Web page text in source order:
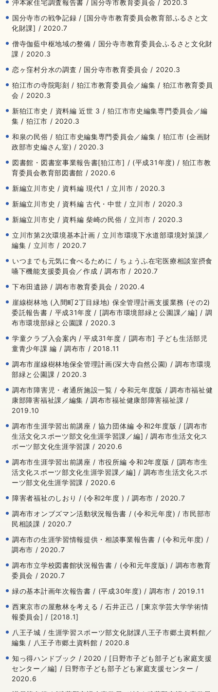
沖本家住宅調査報告書 / 国分寺市教育委員会 / 2020.3
国分寺市の戦争記録 / [国分寺市教育委員会教育部ふるさと文
化財課] / 2020.7
僧寺伽藍中枢地域の整備 / 国分寺市教育委員会ふるさと文化財
課 / 2020.3
恋ヶ窪村分水の調査 / 国分寺市教育委員会 / 2020.3
狛江市の寺院彫刻 / 狛江市教育委員会／編集 / 狛江市教育委員
会 / 2020.3
新狛江市史 / 資料編 近世 3 / 狛江市市史編集専門委員会／編
集 / 狛江市 / 2020.3
和泉の民俗 / 狛江市史編集専門委員会／編集 / 狛江市 (企画財
政部市史編さん室) / 2020.3
図書館・図書室事業報告書[狛江市] / (平成31年度) / 狛江市教
育委員会教育部図書館 / 2020.6
新編立川市史 / 資料編 現代1 / 立川市 / 2020.3
新編立川市史 / 資料編 古代・中世 / 立川市 / 2020.3
新編立川市史 / 資料編 柴崎の民俗 / 立川市 / 2020.3
立川市第2次環境基本計画 / 立川市環境下水道部環境対策課／
編集 / 立川市 / 2020.7
いつまでも元気に食べるために / ちょうふ在宅医療相談室摂食
嚥下機能支援委員会／作成 / 調布市 / 2020.7
下布田遺跡 / 調布市教育委員会 / 2020.4
崖線樹林地 (入間町2丁目緑地) 保全管理計画支援業務 (その2)
委託報告書 / 平成31年度 / [調布市環境部緑と公園課／編] / 調
布市環境部緑と公園課 / 2020.3
学童クラブ入会案内 / 平成31年度 / [調布市] 子ども生活部児
童青少年課 編 / 調布市 / 2018.11
調布市崖線樹林地保全管理計画(深大寺自然公園) / 調布市環境
部緑と公園課 / 2020.3
調布市障害児・者通所施設一覧 / 令和元年度版 / 調布市福祉健
康部障害福祉課／編集 / 調布市福祉健康部障害福祉課 /
2019.10
調布市生涯学習出前講座 / 協力団体編 令和2年度版 / [調布市
生活文化スポーツ部文化生涯学習課／編] / 調布市生活文化ス
ポーツ部文化生涯学習課 / 2020.6
調布市生涯学習出前講座 / 市役所編 令和2年度版 / [調布市生
活文化スポーツ部文化生涯学習課／編] / 調布市生活文化スポ
ーツ部文化生涯学習課 / 2020.6
障害者福祉のしおり / (令和2年度 ) / 調布市 / 2020.7
調布市オンブズマン活動状況報告書 / (令和元年度) / 市民部市
民相談課 / 2020.7
調布市の生涯学習情報提供・相談事業報告書 / (令和元年度) /
調布市 / 2020.7
調布市立学校図書館状況報告書 / (令和元年度版) / 調布市教育
委員会 / 2020.7
緑の基本計画年次報告書 / (平成30年度) / 調布市 / 2019.11
西東京市の屋敷林を考える / 石井正己 / [東京学芸大学学術情
報委員会] / [2018.1]
八王子城 / 生涯学習スポーツ部文化財課八王子市郷土資料館／
編集 / 八王子市郷土資料館 / 2020.8
知っ得ハンドブック / 2020 / [日野市子ども部子ども家庭支援
センター／編] / 日野市子ども部子ども家庭支援センター /
2020.6